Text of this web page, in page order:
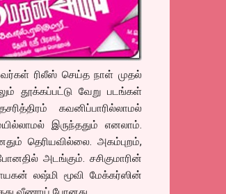
ரிலீஸ் செய்த நாள் முதல்
தூக்கப்பட்டு வேறு படங்கள்
கவனிப்பாரில்லாமல்
இருந்ததும் எனலாம்.
தெரியவில்லை. அகம்புறம்,
அடங்கும். சசிகுமாரின்
லஷ்மி மூவி மேக்கர்ஸின்